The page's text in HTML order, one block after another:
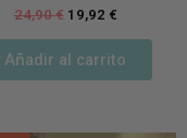
24,90€ 19,92 €
Añadir al carrito